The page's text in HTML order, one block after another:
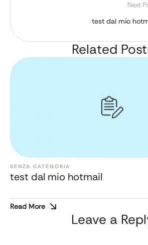
Next
test dal mio
Related
SENZA CATEGORIA
test dal mio hotmail
Read More
Leave a